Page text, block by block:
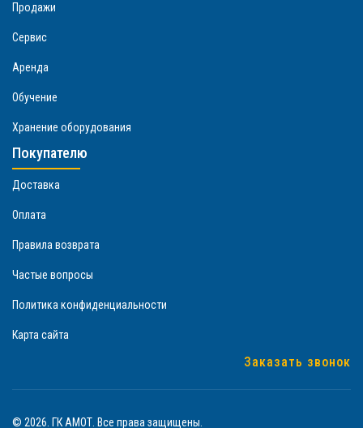
Продажи
Сервис
Аренда
Обучение
Хранение оборудования
Покупателю
Доставка
Оплата
Правила возврата
Частые вопросы
Политика конфиденциальности
Карта сайта
Заказать звонок
© 2026. ГК АМОТ. Все права защищены.